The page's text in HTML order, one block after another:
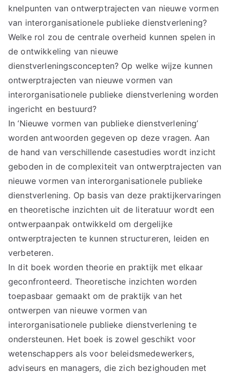
knelpunten van ontwerptrajecten van nieuwe vormen
van interorganisationele publieke dienstverlening?
Welke rol zou de centrale overheid kunnen spelen in
de ontwikkeling van nieuwe
dienstverleningsconcepten? Op welke wijze kunnen
ontwerptrajecten van nieuwe vormen van
interorganisationele publieke dienstverlening worden
ingericht en bestuurd?
In ‘Nieuwe vormen van publieke dienstverlening’
worden antwoorden gegeven op deze vragen. Aan
de hand van verschillende casestudies wordt inzicht
geboden in de complexiteit van ontwerptrajecten van
nieuwe vormen van interorganisationele publieke
dienstverlening. Op basis van deze praktijkervaringen
en theoretische inzichten uit de literatuur wordt een
ontwerpaanpak ontwikkeld om dergelijke
ontwerptrajecten te kunnen structureren, leiden en
verbeteren.
In dit boek worden theorie en praktijk met elkaar
geconfronteerd. Theoretische inzichten worden
toepasbaar gemaakt om de praktijk van het
ontwerpen van nieuwe vormen van
interorganisationele publieke dienstverlening te
ondersteunen. Het boek is zowel geschikt voor
wetenschappers als voor beleidsmedewerkers,
adviseurs en managers, die zich bezighouden met